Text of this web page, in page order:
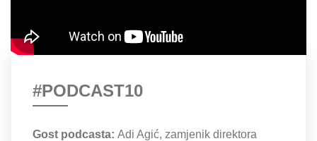
#PODCAST10
Gost podcasta: Adi Agić, zamjenik direktora